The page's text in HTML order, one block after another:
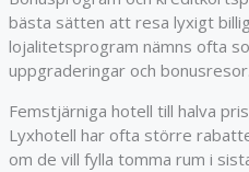
bästa sätten att resa lyxigt
lojalitetsprogram nämns ofta
uppgraderingar och bonusresor.
Femstjärniga hotell till halva
Lyxhotell har ofta större
om de vill fylla tomma rum i